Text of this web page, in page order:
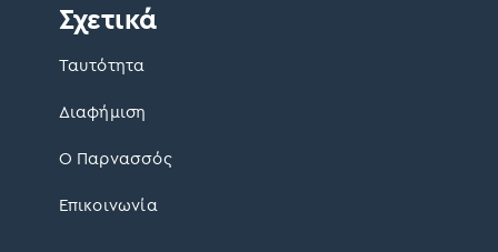
Σχετικά
Ταυτότητα
Διαφήμιση
Ο Παρνασσός
Επικοινωνία